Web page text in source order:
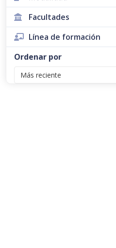
Facultades
Línea de formación
Ordenar por